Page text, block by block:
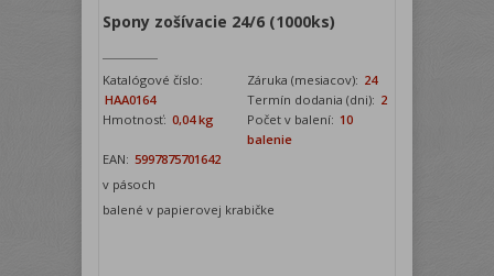
Spony zošívacie 24/6 (1000ks)
Katalógové číslo:
HAA0164
Záruka (mesiacov): 24
Termín dodania (dni): 2
Hmotnosť: 0,04 kg Počet v balení: 10
balenie
EAN: 5997875701642
v pásoch
balené v papierovej krabičke